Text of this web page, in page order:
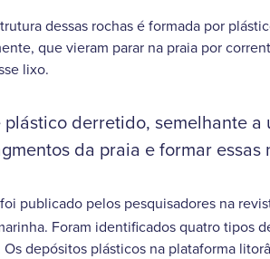
dessas rochas é formada por
que vieram parar na praia por
lixo.
plástico derretido, semelhante
da praia e formar
publicado pelos pesquisadores na
Foram identificados quatro tipos
Os depósitos plásticos na plataforma